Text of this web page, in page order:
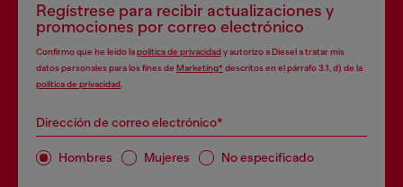
Regístrese para recibir actualizaciones y
promociones por correo electrónico
Confirmo que he leído lapolítica de privacidady autorizo a Diesel a tratar mis
datos personales para los fines de Marketing*descritos en el párrafo 3.1, d) de la
política de privacidad
Dirección de correo electrónico*
Hombres Mujeres No especificado